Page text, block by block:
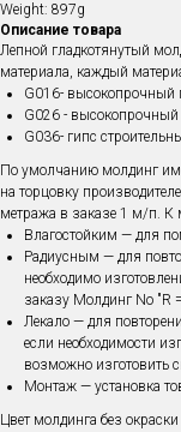
Weight: 897g
Описание товара
Лепной гладкотянутый
материала, каждый
G016- высокопрочный
G026 -
G036- гипс
По умолчанию молдинг
на торцовку
метража в заказе 1 м/п. К
Влагостойким — для
Радиусным — для
необходимо
заказу Молдинг No "R
Лекало — для
если необходимости
возможно изготовить
Монтаж — установка
Цвет молдинга без